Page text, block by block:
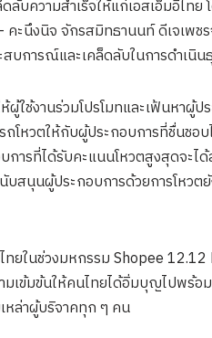
บความสำเร็จให้แก่เอสเอ็มอีไท
คะนึงนิจ จักรสมิทธานนท์ ดีเจเ
การณ์และเคล็ดลับในการดำเนิน
ผู้ใช้งานร่วมโปรโมทและเฟ้นหา
โหวตให้กับผู้ประกอบการที่ชื่นช
ารที่ได้รับคะแนนโหวตสูงสุดจะ
สนุนผู้ประกอบการด้วยการโหว
ยในช่วงมหกรรม Shopee
มเข้มข้นให้คนไทยได้อิ่มบุญไปพร้
หล่าผู้บริจาคทุก ๆ คน